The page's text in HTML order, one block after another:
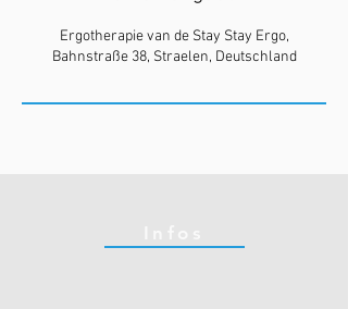
Ergotherapie van de Stay Stay Ergo,
Bahnstraße 38, Straelen, Deutschland